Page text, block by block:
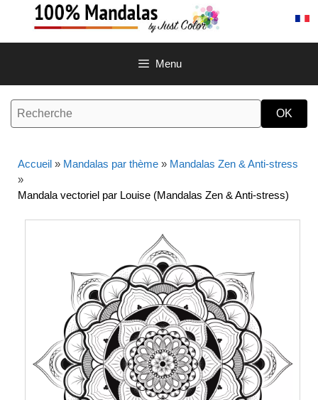
contenu
Menu
Accueil » Mandalas par thème » Mandalas Zen & Anti-stress
»
Mandala vectoriel par Louise (Mandalas Zen & Anti-stress)